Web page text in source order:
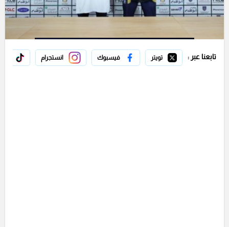
تابعنا عبر : تويتر فيسبوك انستجرام